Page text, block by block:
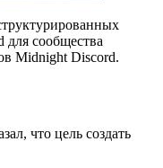
для сообщества
Midnight Discord.
что цель создать